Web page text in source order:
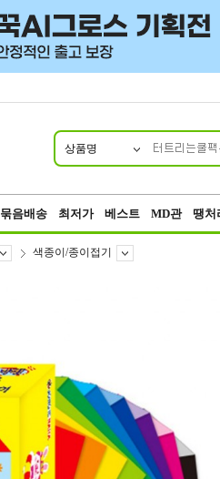
상품명
묶음배송 최저가 베스트 MD관 땡처
색종이/종이접기